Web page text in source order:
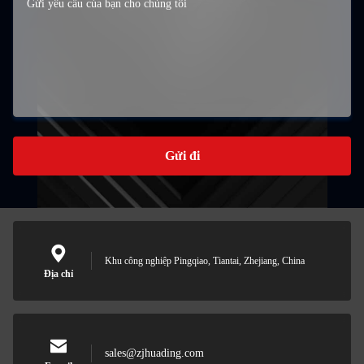
Gửi đi
Địa chỉ
Khu công nghiệp Pingqiao, Tiantai, Zhejiang, China
sales@zjhuading.com